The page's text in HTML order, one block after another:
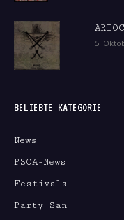
5.
BELIEBTE KATEGORIE
News
PSOA-News
Festivals
Party San